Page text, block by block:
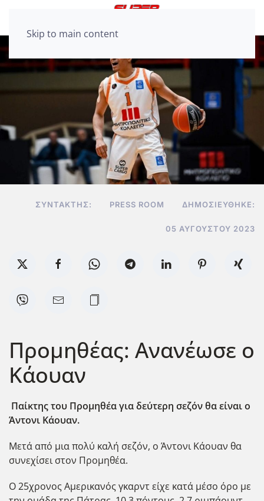
Skip to main content
ΣΥΝΤΆΚΤΗΣ: PRESS ROOM ΔΗΜΟΣΙΕΎΘΗΚΕ:
05 ΑΥΓΟΎΣΤΟΥ 2023
Προμηθέας: Ανανέωσε ο
Κάουαν
Παίκτης του Προμηθέα για δεύτερη σεζόν θα είναι ο
Άντονι Κάουαν.
Μετά από μια πολύ καλή σεζόν, ο Άντονι Κάουαν θα
συνεχίσει στον Προμηθέα.
Ο 25χρονος Αμερικανός γκαρντ είχε κατά μέσο όρο με